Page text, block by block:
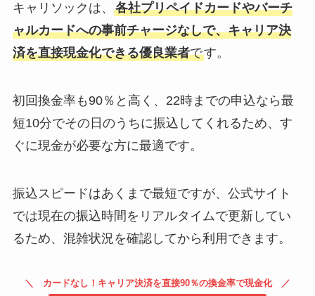
キャリソックは、 各社プリペイドカードやバーチ
ャルカードへの事前チャージなしで、キャリア決
済を直接現金化できる優良業者です。
初回換金率も90％と高く、22時までの申込なら最
短10分でその日のうちに振込してくれるため、す
ぐに現金が必要な方に最適です。
振込スピードはあくまで最短ですが、公式サイト
では現在の振込時間をリアルタイムで更新してい
るため、混雑状況を確認してから利用できます。
カードなし！キャリア決済を直接90％の換金率で現金化